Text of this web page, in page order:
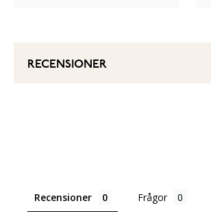
RECENSIONER
Recensioner Frågor